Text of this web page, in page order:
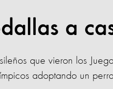
a
que vieron los
adoptando un